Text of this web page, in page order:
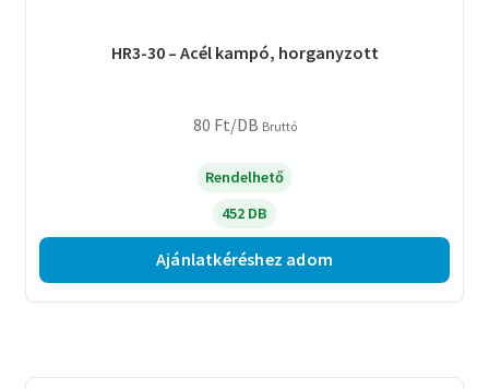
HR3-30 – Acél kampó, horganyzott
80 Ft/DB Bruttó
Rendelhető
452 DB
Ajánlatkéréshez adom